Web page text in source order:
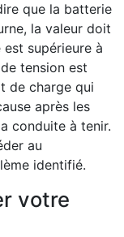
que la batterie
la valeur doit
supérieure à
tension est
de charge qui
après les
conduite à tenir.
au
identifié.
votre